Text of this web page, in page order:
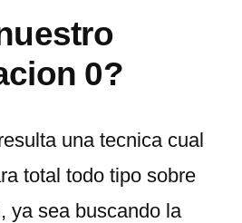
0?
una tecnica cual
total todo tipo sobre
ya sea buscando la